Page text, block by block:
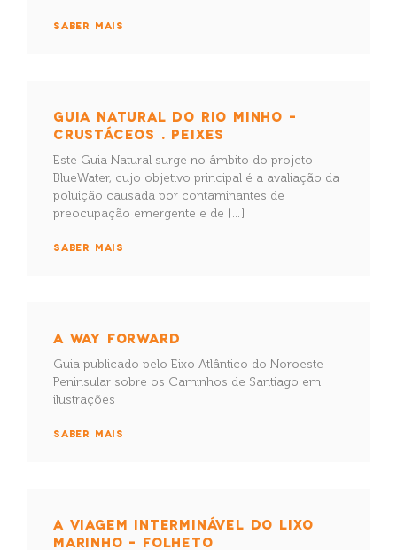
SABER MAIS
GUIA NATURAL DO RIO MINHO –
CRUSTÁCEOS . PEIXES
Este Guia Natural surge no âmbito do projeto
BlueWater, cujo objetivo principal é a avaliação da
poluição causada por contaminantes de
preocupação emergente e de […]
SABER MAIS
A WAY FORWARD
Guia publicado pelo Eixo Atlântico do Noroeste
Peninsular sobre os Caminhos de Santiago em
ilustrações
SABER MAIS
A VIAGEM INTERMINÁVEL DO LIXO
MARINHO – FOLHETO